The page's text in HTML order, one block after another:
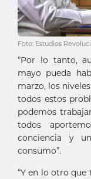
Foto: Estudios
“Por lo tanto,
mayo pueda
marzo, los
todos estos
podemos
todos
conciencia y
consumo”.
“Y en lo otro que